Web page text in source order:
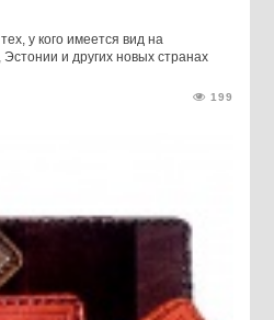
у кого имеется вид на
и других новых странах
199